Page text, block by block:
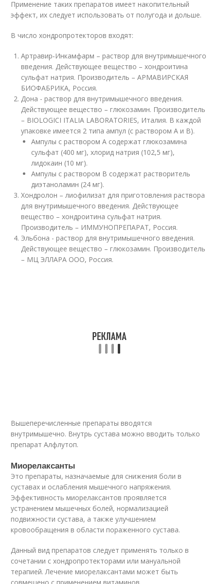
Применение таких препаратов имеет накопительный
эффект, их следует использовать от полугода и дольше.
В число хондропротекторов входят:
Артравир‐Инкамфарм – раствор для внутримышечного
введения. Действующее вещество – хондроитина
сульфат натрия. Производитель – АРМАВИРСКАЯ
БИОФАБРИКА, Россия.
Дона - раствор для внутримышечного введения.
Действующее вещество – глюкозамин. Производитель
– BIOLOGICI ITALIA LABORATORIES, Италия. В каждой
упаковке имеется 2 типа ампул (с раствором А и В).
Ампулы с раствором А содержат глюкозамина
сульфат (400 мг), хлорид натрия (102,5 мг),
лидокаин (10 мг).
Ампулы с раствором В содержат растворитель
диэтаноламин (24 мг).
Хондролон – лиофилизат для приготовления раствора
для внутримышечного введения. Действующее
вещество – хондроитина сульфат натрия.
Производитель – ИММУНОПРЕПАРАТ, Россия.
Эльбона - раствор для внутримышечного введения.
Действующее вещество – глюкозамин. Производитель
– МЦ ЭЛЛАРА ООО, Россия.
Вышеперечисленные препараты вводятся
внутримышечно. Внутрь сустава можно вводить только
препарат Алфлутоп.
Миорелаксанты
Это препараты, назначаемые для снижения боли в
суставах и ослабления мышечного напряжения.
Эффективность миорелаксантов проявляется
устранением мышечных болей, нормализацией
подвижности сустава, а также улучшением
кровообращения в области пораженного сустава.
Данный вид препаратов следует применять только в
сочетании с хондропротекторами или мануальной
терапией. Лечение миорелаксантами может быть